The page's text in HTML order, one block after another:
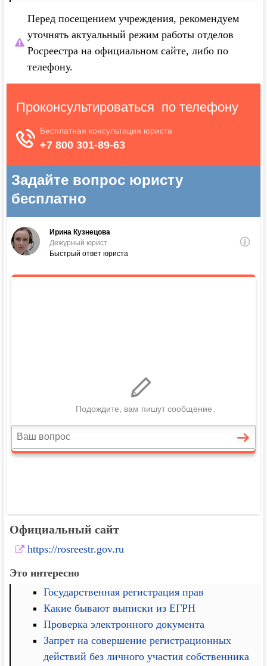
Перед посещением учреждения, рекомендуем
уточнять актуальный режим работы отделов
Росреестра на официальном сайте, либо по
телефону.
Официальный сайт
https://rosreestr.gov.ru
Это интересно
Государственная регистрация прав
Какие бывают выписки из ЕГРН
Проверка электронного документа
Запрет на совершение регистрационных
действий без личного участия собственника